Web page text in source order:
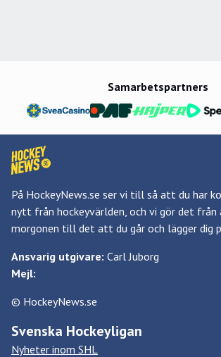
Samarbetspartners
På HockeyNews.se ser vi till så att du har
nytt från hockeyvärlden, och vi gör det från
morgonen till det att du går och lägger dig
Ansvarig utgivare: Carl Juborg
Mejl:
© HockeyNews.se
Svenska Hockeyligan
Nyheter inom SHL